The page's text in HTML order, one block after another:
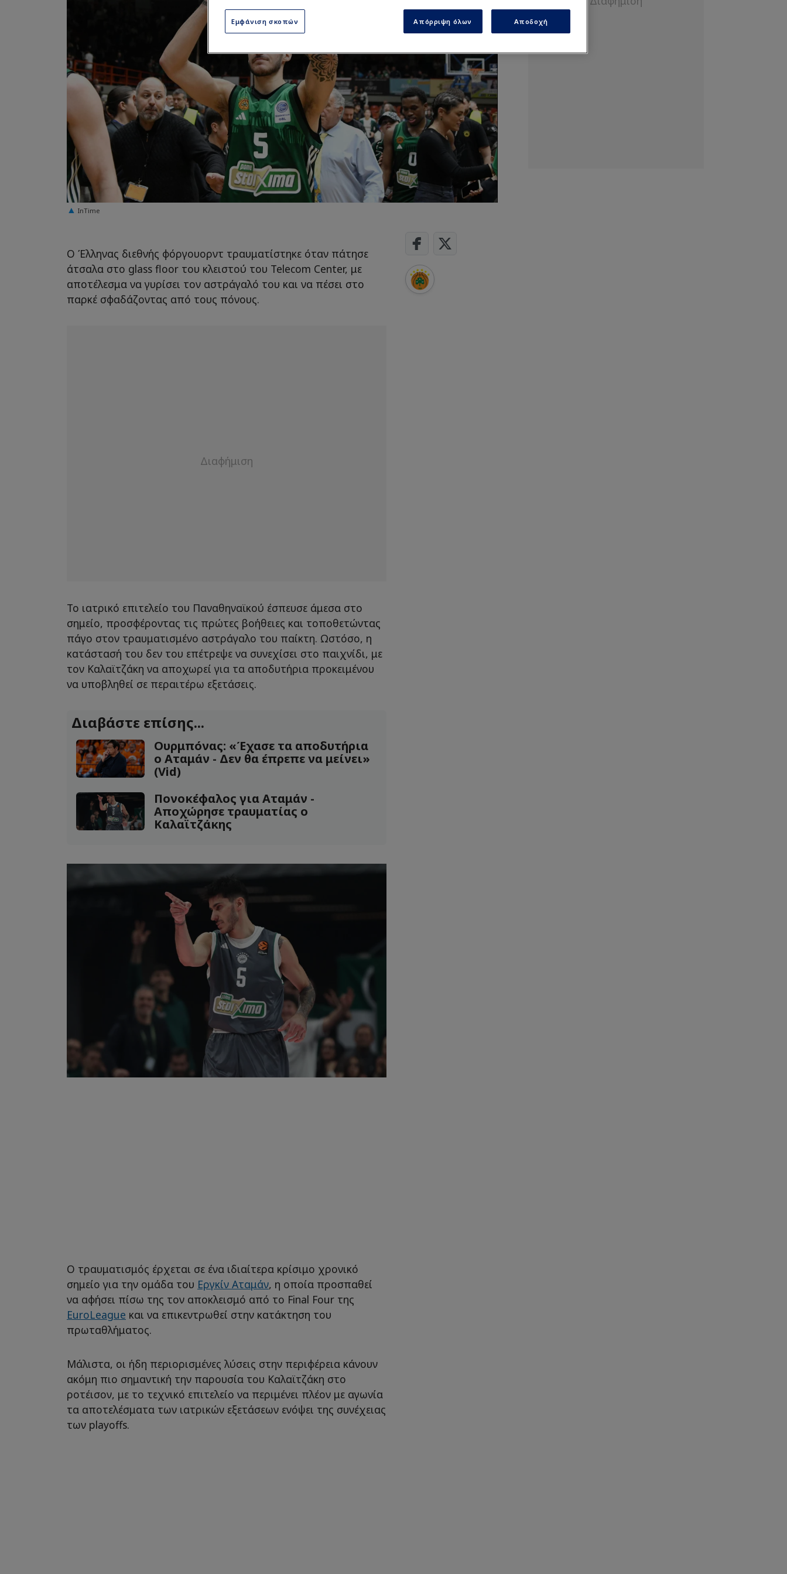
InTime
Ο Έλληνας διεθνής φόργουορντ τραυματίστηκε όταν πάτησε
άτσαλα στο glass floor του κλειστού του Telecom Center, με
αποτέλεσμα να γυρίσει τον αστράγαλό του και να πέσει στο
παρκέ σφαδάζοντας από τους πόνους.
Το ιατρικό επιτελείο του Παναθηναϊκού έσπευσε άμεσα στο
σημείο, προσφέροντας τις πρώτες βοήθειες και τοποθετώντας
πάγο στον τραυματισμένο αστράγαλο του παίκτη. Ωστόσο, η
κατάστασή του δεν του επέτρεψε να συνεχίσει στο παιχνίδι, με
τον Καλαϊτζάκη να αποχωρεί για τα αποδυτήρια προκειμένου
να υποβληθεί σε περαιτέρω εξετάσεις.
Διαβάστε επίσης...
Ουρμπόνας: «Έχασε τα αποδυτήρια
ο Αταμάν - Δεν θα έπρεπε να μείνει»
(Vid)
Πονοκέφαλος για Αταμάν -
Αποχώρησε τραυματίας ο
Καλαϊτζάκης
Ο τραυματισμός έρχεται σε ένα ιδιαίτερα κρίσιμο χρονικό
σημείο για την ομάδα του Εργκίν Αταμάν, η οποία προσπαθεί
να αφήσει πίσω της τον αποκλεισμό από το Final Four της
EuroLeague και να επικεντρωθεί στην κατάκτηση του
πρωταθλήματος.
Μάλιστα, οι ήδη περιορισμένες λύσεις στην περιφέρεια κάνουν
ακόμη πιο σημαντική την παρουσία του Καλαϊτζάκη στο
ροτέισον, με το τεχνικό επιτελείο να περιμένει πλέον με αγωνία
τα αποτελέσματα των ιατρικών εξετάσεων ενόψει της συνέχειας
των playoffs.
Εμφάνιση σκοπών Απόρριψη όλων Αποδοχή